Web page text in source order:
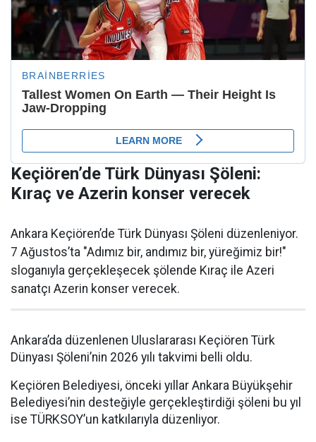
Keçiören’de Türk Dünyası Şöleni:
Kıraç ve Azerin konser verecek
Ankara Keçiören’de Türk Dünyası Şöleni düzenleniyor.
7 Ağustos’ta "Adımız bir, andımız bir, yüreğimiz bir!"
sloganıyla gerçekleşecek şölende Kıraç ile Azeri
sanatçı Azerin konser verecek.
Ankara’da düzenlenen Uluslararası Keçiören Türk
Dünyası Şöleni’nin 2026 yılı takvimi belli oldu.
Keçiören Belediyesi, önceki yıllar Ankara Büyükşehir
Belediyesi’nin desteğiyle gerçekleştirdiği şöleni bu yıl
ise TÜRKSOY’un katkılarıyla düzenliyor.